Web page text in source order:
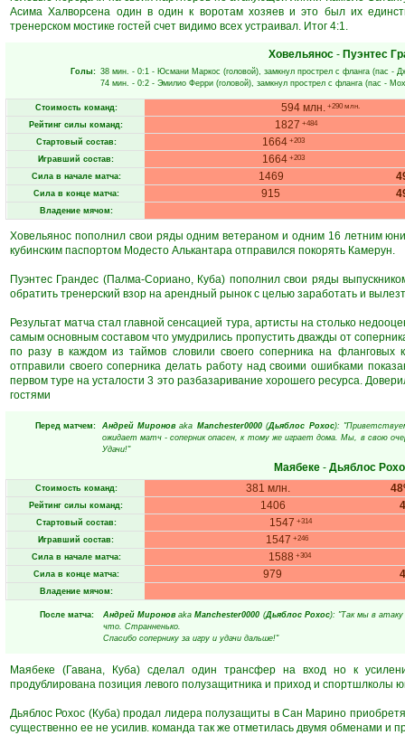
Асима Халворсена один в один к воротам хозяев и это был их
тренерском мостике гостей счет видимо всех устраивал. Итог 4:1.
Ховельянос - Пуэнтес
Голы: 38 мин. - 0:1 - Юсмани Маркос (головой), замкнул прострел с фланга (пас -
74 мин. - 0:2 - Эмилио Ферри (головой), замкнул прострел с фланга (пас -
Стоимость команд: 594 млн. +290 млн.
Рейтинг силы команд: 1827 +484
Стартовый состав: 1664 +203
Игравший состав: 1664 +203
Сила в начале матча: 1469
Сила в конце матча: 915
Владение мячом:
Ховельянос пополнил свои ряды одним ветераном и одним 16 летним
кубинским паспортом Модесто Алькантара отправился покорять Камерун.
Пуэнтес Грандес (Палма-Сориано, Куба) пополнил свои ряды
обратить тренерский взор на арендный рынок с целью заработать и
Результат матча стал главной сенсацией тура, артисты на столько
самым основным составом что умудрились пропустить дважды от
по разу в каждом из таймов словили своего соперника на
отправили своего соперника делать работу над своими ошибками
первом туре на усталости 3 это разбазаривание хорошего ресурса.
гостями
Перед матчем: Андрей Миронов aka Manchester0000 (Дьяблос Рохос):
ожидает матч - соперник опасен, к тому же играет дома. Мы, в свою
Удачи!"
Маябеке - Дьяблос
Стоимость команд: 381 млн.
Рейтинг силы команд: 1406
Стартовый состав: 1547 +314
Игравший состав: 1547 +246
Сила в начале матча: 1588 +304
Сила в конце матча: 979
Владение мячом:
После матча: Андрей Миронов aka Manchester0000 (Дьяблос Рохос): "Так мы в атаку
что. Странненько.
Спасибо сопернику за игру и удачи дальше!"
Маябеке (Гавана, Куба) сделал один трансфер на вход но к
продублирована позиция левого полузащитника и приход и спортшлколы
Дьяблос Рохос (Куба) продал лидера полузащиты в Сан Марино
существенно ее не усилив. команда так же отметилась двумя обменами и